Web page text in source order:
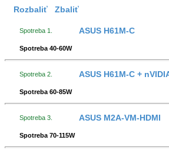
Rozbaliť Zbaliť
Spotreba 1. ASUS H61M-C
Spotreba 40-60W
Spotreba 2. ASUS H61M-C +
Spotreba 60-85W
Spotreba 3. ASUS M2A-VM-HDMI
Spotreba 70-115W